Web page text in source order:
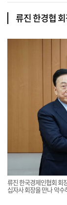
류진 한경협
류진 한국경제인협회 회
십자사 회장을 만나 악